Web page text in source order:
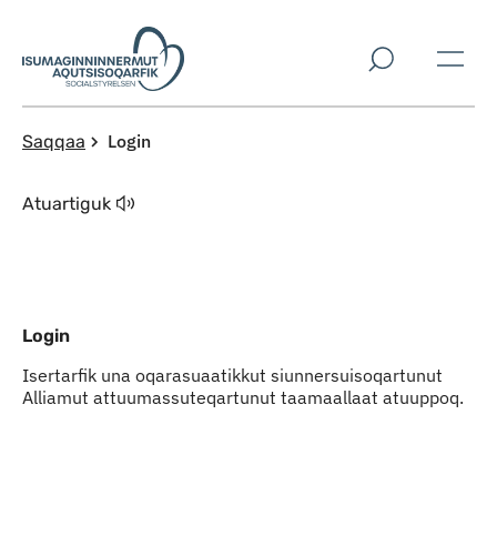
Imarisaanut ingerlaqqigit
Saqqaa Login
Atuartiguk
Login
Isertarfik una oqarasuaatikkut siunnersuisoqartunut
Alliamut attuumassuteqartunut taamaallaat atuuppoq.